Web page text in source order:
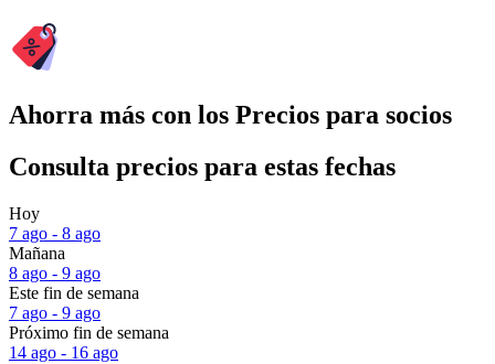
Ahorra más con los Precios para socios
Consulta precios para estas fechas
Hoy
7 ago - 8 ago
Mañana
8 ago - 9 ago
Este fin de semana
7 ago - 9 ago
Próximo fin de semana
14 ago - 16 ago